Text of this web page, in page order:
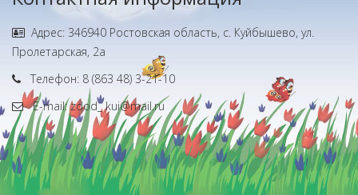
Адрес: 346940 Ростовская область, с. Куйбышево, ул.
Пролетарская, 2а
Телефон: 8 (863 48) 3-21-10
E-mail: zdod_ kui@mail.ru